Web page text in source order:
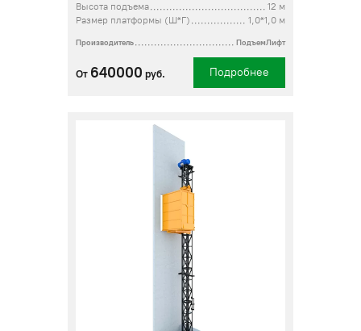
Высота подъема
12 м
Размер платформы (Ш*Г)
1,0*1,0 м
Производитель ПодъемЛифт
От 640000 руб. Подробнее